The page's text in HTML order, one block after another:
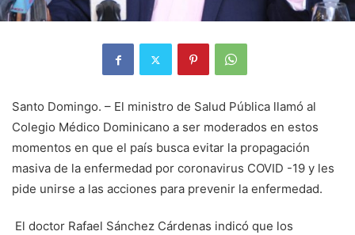
Santo Domingo. – El ministro de Salud Pública llamó al
Colegio Médico Dominicano a ser moderados en estos
momentos en que el país busca evitar la propagación
masiva de la enfermedad por coronavirus COVID -19 y les
pide unirse a las acciones para prevenir la enfermedad.
El doctor Rafael Sánchez Cárdenas indicó que los